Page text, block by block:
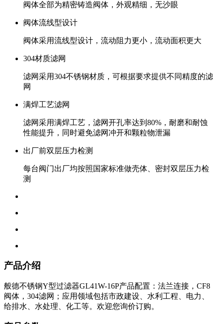
阀体全部为精密铸造阀体，外观精细，无沙眼
阀体流线型设计
阀体采用流线型设计，流动阻力更小，流动面积更大
304材质滤网
滤网采用304不锈钢材质，可根据要求提供不同精度的滤
网
满焊工艺滤网
滤网采用满焊工艺，滤网开孔率达到80%，耐磨和耐蚀
性能提升，同时避免滤网冲开和颗粒物泄漏
出厂前双层压力检测
每台阀门出厂均按照国家标准做壳体、密封双层压力检
测
产品介绍
般德不锈钢Y型过滤器GL41W-16P产品配置：法兰连接，CF8
阀体，304滤网；应用领域包括市政建设、水利工程、电力、
给排水、水处理、化工等。欢迎您询价订购。